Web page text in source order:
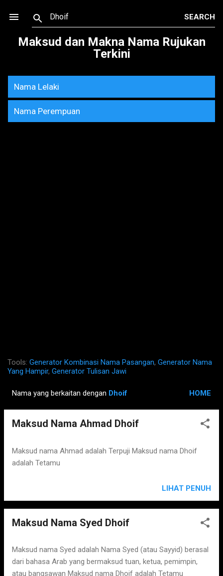
Maksud dan Makna Nama Rujukan
Terkini
Nama Lelaki
Nama Perempuan
Tools: Generator Kombinasi Nama Pasangan, Generator Nama
Yang Hampir, Generator Tulisan Jawi
o
Nama yang berkaitan dengan Dhoif HOME
Maksud Nama Ahmad Dhoif
Maksud nama Ahmad adalah Terpuji Maksud nama Dhoif
adalah Tetamu
LIHAT PENUH
Maksud Nama Syed Dhoif
Maksud nama Syed adalah Nama Syed (atau Sayyid) berasal
dari bahasa Arab yang bermaksud tuan, ketua, pemimpin,
atau bangsawan Maksud nama Dhoif adalah Tetamu